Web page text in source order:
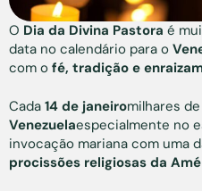
O Dia da Divina Pastora é
data no calendário para o
com o fé, tradição e
Cada 14 de janeiromilhares
Venezuelaespecialmente no
invocação mariana com uma
procissões religiosas da